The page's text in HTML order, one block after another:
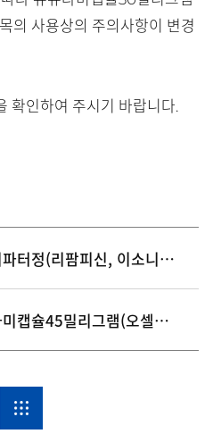
의 사용상의 주의사항이 변경
확인하여 주시기 바랍니다.
[통일조정]유유리파터정(리팜피신, 이소니아짓, 피라진아미드)
[통일조정]유유타미캡슐45밀리그램(오셀타미비르인산염)